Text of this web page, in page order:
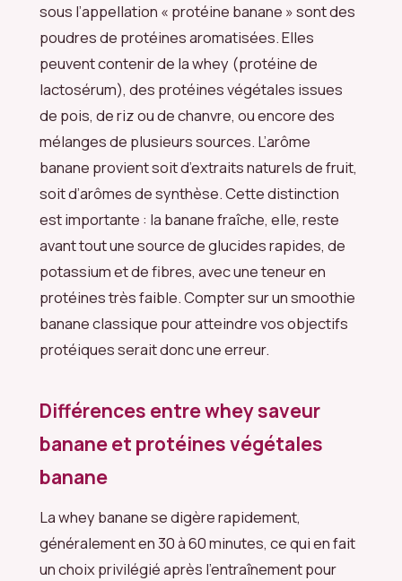
sous l’appellation « protéine banane » sont des
poudres de protéines aromatisées. Elles
peuvent contenir de la whey (protéine de
lactosérum), des protéines végétales issues
de pois, de riz ou de chanvre, ou encore des
mélanges de plusieurs sources. L’arôme
banane provient soit d’extraits naturels de fruit,
soit d’arômes de synthèse. Cette distinction
est importante : la banane fraîche, elle, reste
avant tout une source de glucides rapides, de
potassium et de fibres, avec une teneur en
protéines très faible. Compter sur un smoothie
banane classique pour atteindre vos objectifs
protéiques serait donc une erreur.
Différences entre whey saveur
banane et protéines végétales
banane
La whey banane se digère rapidement,
généralement en 30 à 60 minutes, ce qui en fait
un choix privilégié après l’entraînement pour